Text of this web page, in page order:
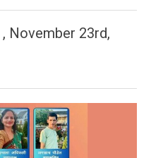
, November 23rd,